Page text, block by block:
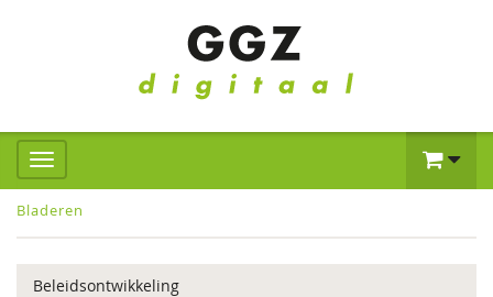
Bladeren
Beleidsontwikkeling